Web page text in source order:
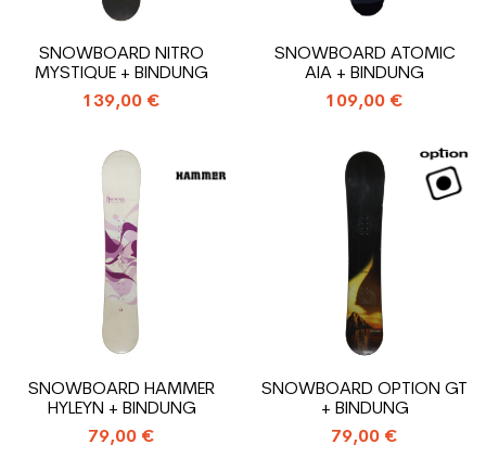
SNOWBOARD NITRO
MYSTIQUE + BINDUNG
139,00 €
SNOWBOARD ATOMIC
AIA + BINDUNG
109,00 €
SNOWBOARD HAMMER
HYLEYN + BINDUNG
79,00 €
SNOWBOARD OPTION GT
+ BINDUNG
79,00 €